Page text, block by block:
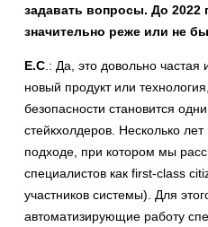
задавать вопросы. До 2022
значительно реже или не
Е.С .: Да, это довольно частая
новый продукт или
безопасности становится
стейкхолдеров. Несколько
подходе, при котором мы
специалистов как first-class
участников системы). Для
автоматизирующие работу